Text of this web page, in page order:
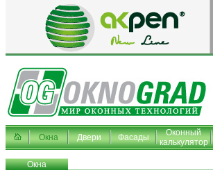
Окна Двери Фасады
Оконный
калькулятор
Окна